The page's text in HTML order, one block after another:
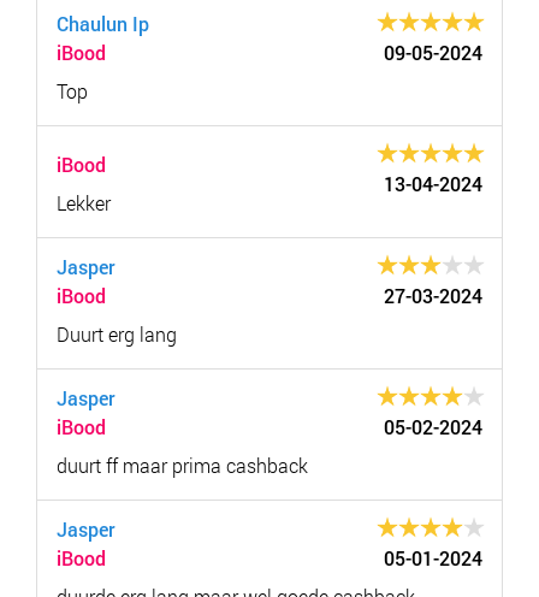
Chaulun Ip
iBood
09-05-2024
Top
iBood
13-04-2024
Lekker
Jasper
iBood
27-03-2024
Duurt erg lang
Jasper
iBood
05-02-2024
duurt ff maar prima cashback
Jasper
iBood
05-01-2024